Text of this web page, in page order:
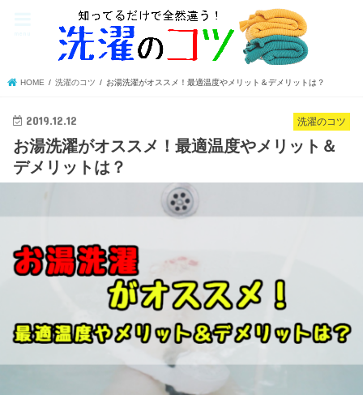
HOME 洗濯のコツ お湯洗濯がオススメ！最適温度やメリット＆デメリットは？
洗濯のコツ
2019.12.12
お湯洗濯がオススメ！最適温度やメリット＆
デメリットは？